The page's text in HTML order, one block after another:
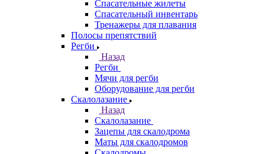
Спасательные жилеты
Спасательный инвентарь
Тренажеры для плавания
Полосы препятствий
Регби
Назад
Регби
Мячи для регби
Оборудование для регби
Скалолазание
Назад
Скалолазание
Зацепы для скалодрома
Маты для скалодромов